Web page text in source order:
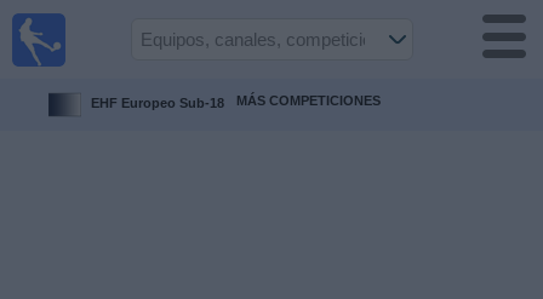
EHF Europeo Sub-18 MÁS COMPETICIONES
Guía de